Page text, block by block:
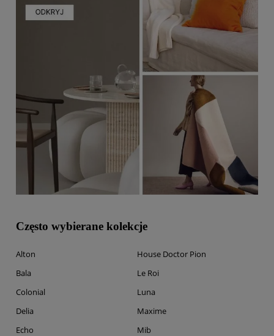
Często wybierane kolekcje
Alton
Bala
Colonial
Delia
Echo
House Doctor Pion
Le Roi
Luna
Maxime
Mib